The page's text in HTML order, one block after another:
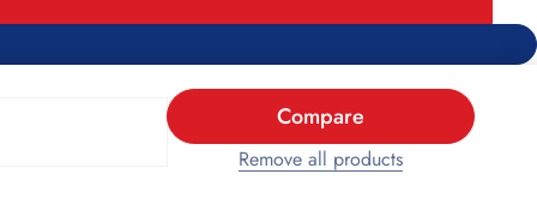
Compare
Remove all products